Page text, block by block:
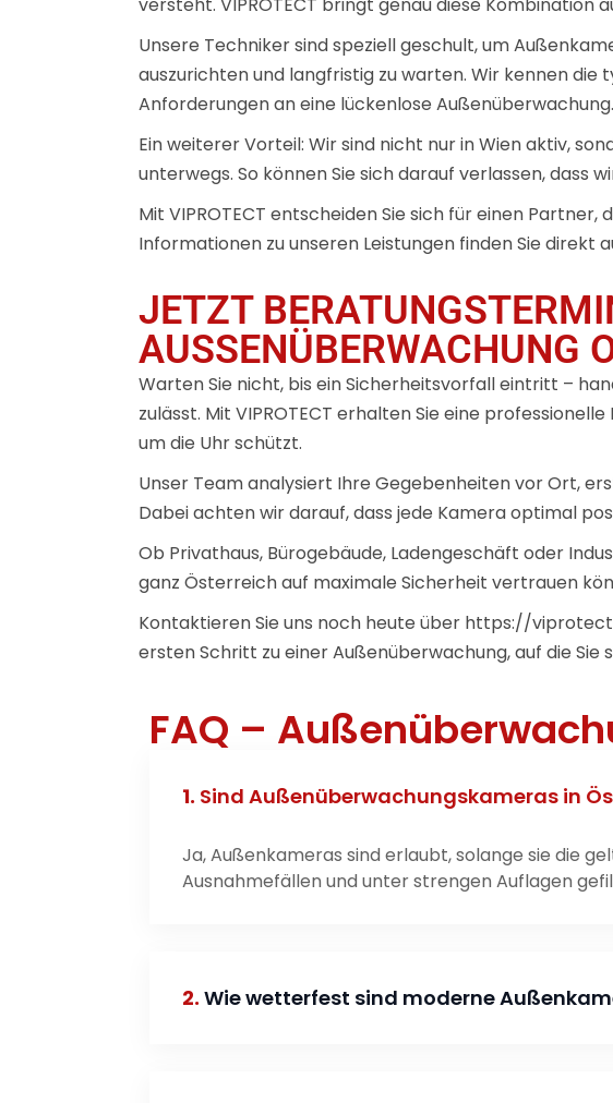
Unsere Techniker sind speziell geschult, um
auszurichten und langfristig zu warten. Wir kennen
Anforderungen an eine lückenlose Außenüberwachung.
Ein weiterer Vorteil: Wir sind nicht nur in Wien aktiv,
unterwegs. So können Sie sich darauf verlassen, dass
Mit VIPROTECT entscheiden Sie sich für einen
Informationen zu unseren Leistungen finden Sie direkt
JETZT
AUSSENÜBERWACHUNG
Warten Sie nicht, bis ein Sicherheitsvorfall eintritt –
zulässt. Mit VIPROTECT erhalten Sie eine
um die Uhr schützt.
Unser Team analysiert Ihre Gegebenheiten vor Ort,
Dabei achten wir darauf, dass jede Kamera optimal
Ob Privathaus, Bürogebäude, Ladengeschäft oder
ganz Österreich auf maximale Sicherheit vertrauen
Kontaktieren Sie uns noch heute über https://
ersten Schritt zu einer Außenüberwachung, auf die Sie
FAQ –
1. Sind Außenüberwachungskameras in
Ja, Außenkameras sind erlaubt, solange sie die
Ausnahmefällen und unter strengen Auflagen
2. Wie wetterfest sind moderne